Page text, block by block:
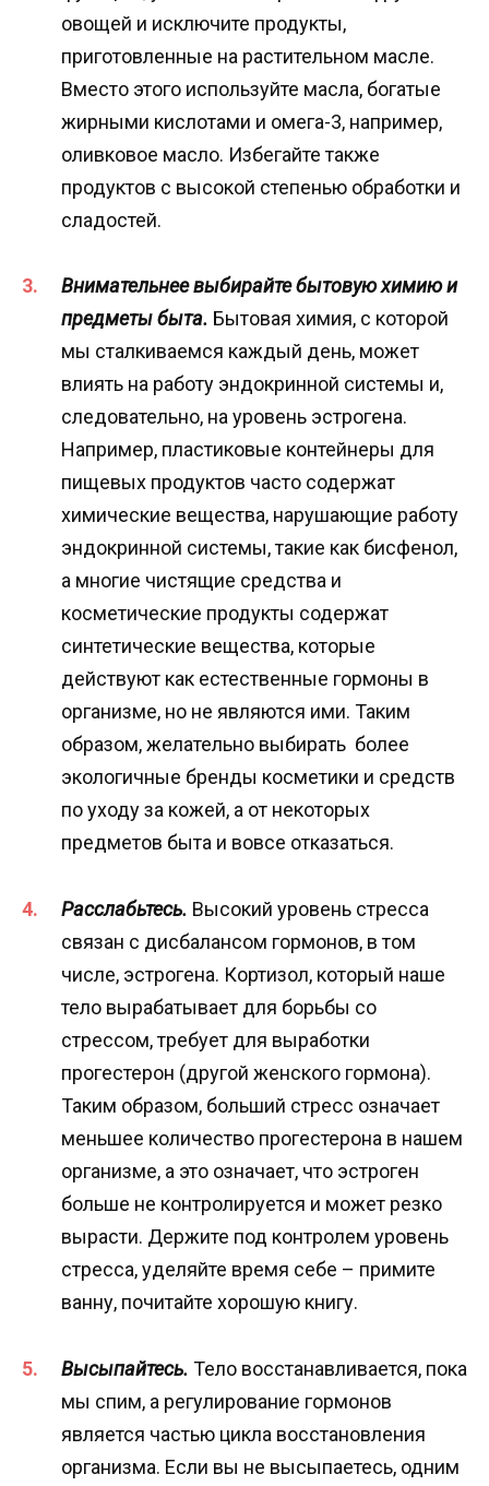
овощей и исключите продукты,
приготовленные на растительном масле.
Вместо этого используйте масла, богатые
жирными кислотами и омега-3, например,
оливковое масло. Избегайте также
продуктов с высокой степенью обработки и
сладостей.
Внимательнее выбирайте бытовую химию и
предметы быта. Бытовая химия, с которой
мы сталкиваемся каждый день, может
влиять на работу эндокринной системы и,
следовательно, на уровень эстрогена.
Например, пластиковые контейнеры для
пищевых продуктов часто содержат
химические вещества, нарушающие работу
эндокринной системы, такие как бисфенол,
а многие чистящие средства и
косметические продукты содержат
синтетические вещества, которые
действуют как естественные гормоны в
организме, но не являются ими. Таким
образом, желательно выбирать более
экологичные бренды косметики и средств
по уходу за кожей, а от некоторых
предметов быта и вовсе отказаться.
Расслабьтесь. Высокий уровень стресса
связан с дисбалансом гормонов, в том
числе, эстрогена. Кортизол, который наше
тело вырабатывает для борьбы со
стрессом, требует для выработки
прогестерон (другой женского гормона).
Таким образом, больший стресс означает
меньшее количество прогестерона в нашем
организме, а это означает, что эстроген
больше не контролируется и может резко
вырасти. Держите под контролем уровень
стресса, уделяйте время себе – примите
ванну, почитайте хорошую книгу.
Высыпайтесь. Тело восстанавливается, пока
мы спим, а регулирование гормонов
является частью цикла восстановления
организма. Если вы не высыпаетесь, одним